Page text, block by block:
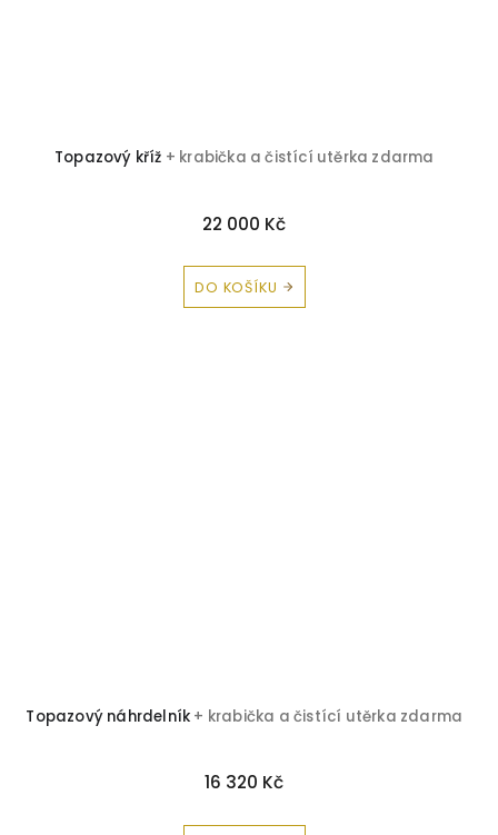
Topazový kříž + krabička a čistící utěrka zdarma
22 000 Kč
DO KOŠÍKU
Topazový náhrdelník + krabička a čistící utěrka zdarma
16 320 Kč